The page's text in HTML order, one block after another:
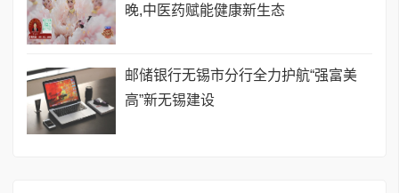
晚,中医药赋能健康新生态
邮储银行无锡市分行全力护航“强富美
高”新无锡建设